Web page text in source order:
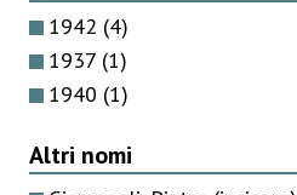
1942 (4)
1937 (1)
1940 (1)
Altri nomi